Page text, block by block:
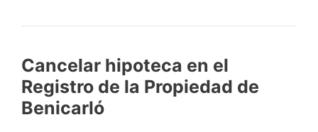
Cancelar hipoteca en el
Registro de la Propiedad de
Benicarló